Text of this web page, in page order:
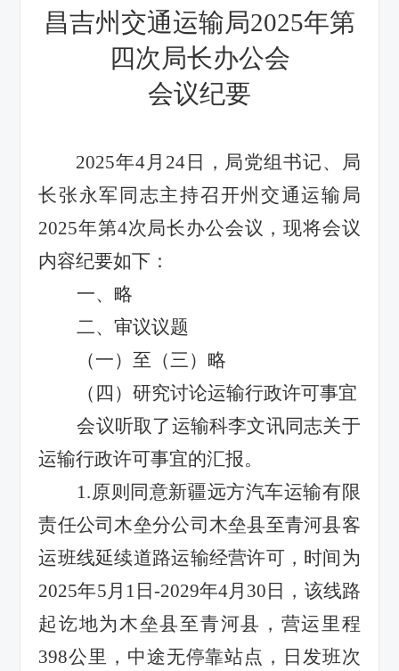
昌吉州交通运输局2025年第
四次局长办公会
会议纪要
2025年4月 24日，局党组书记、局
长张永军同志主持召开州交通运输局
2025年第4次局长办公会议 ，现将会议
内容纪要如下：
一、 略
二、审议议题
（一）至（三）略
（ 四 ）研究讨论运输行政许可事宜
会议听取了运输科李文讯同志关于
运输行政许可事宜的汇报。
1.原则同意新疆远方汽车运输有限
责任公司木垒分公司木垒县至青河县客
运班线延续道路运输经营许可，时间为
2025年5月 1 日 -2029年4月 30 日，该线路
起讫地为木垒县至青河县，营运里程
398公里，中途无停靠站点，日发班次